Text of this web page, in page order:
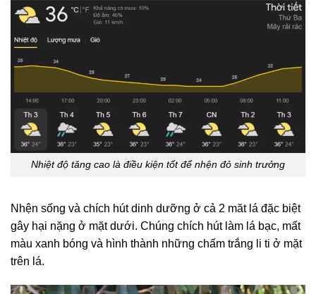
Nhiệt độ tăng cao là điều kiện tốt để nhện đỏ sinh trưởng
Nhện sống và chích hút dinh dưỡng ở cả 2 măt lá đặc biệt
gây hại nặng ở mặt dưới. Chúng chích hút làm lá bạc, mất
màu xanh bóng và hình thành những chấm trắng li ti ở mặt
trên lá.